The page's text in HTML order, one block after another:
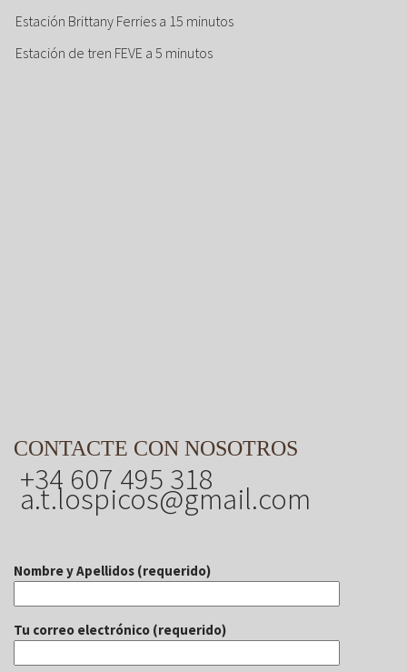
Estación Brittany Ferries a 15 minutos
Estación de tren FEVE a 5 minutos
CONTACTE CON NOSOTROS
+34 607 495 318
a.t.lospicos@gmail.com
Nombre y Apellidos (requerido)
Tu correo electrónico (requerido)